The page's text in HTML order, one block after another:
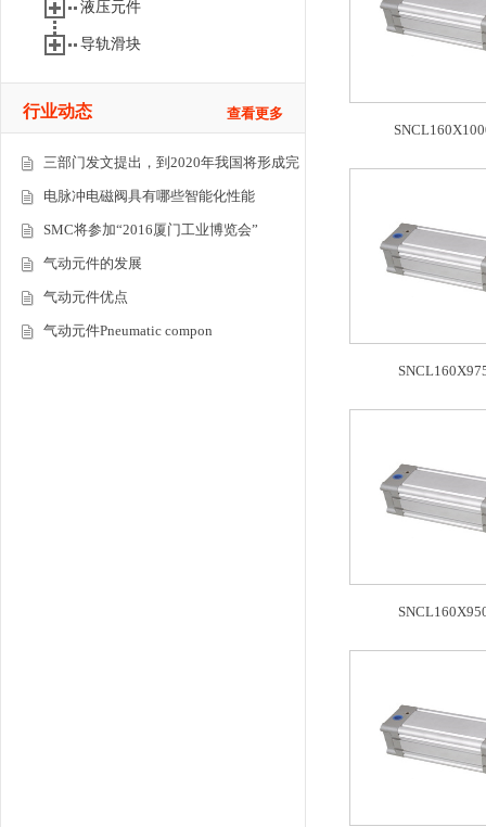
液压元件
导轨滑块
行业动态 查看更多
三部门发文提出，到2020年我国将形成完
电脉冲电磁阀具有哪些智能化性能
SMC将参加“2016厦门工业博览会”
气动元件的发展
气动元件优点
气动元件Pneumatic compon